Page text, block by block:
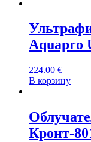
Aquapro
224.00 €
В корзину
Кронт-